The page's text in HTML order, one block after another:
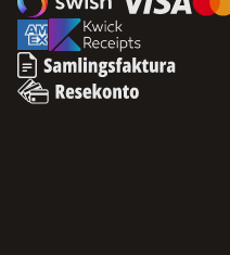
Swish
Visa
Mastercard
American Express
Samlingsfaktura
Resekonto